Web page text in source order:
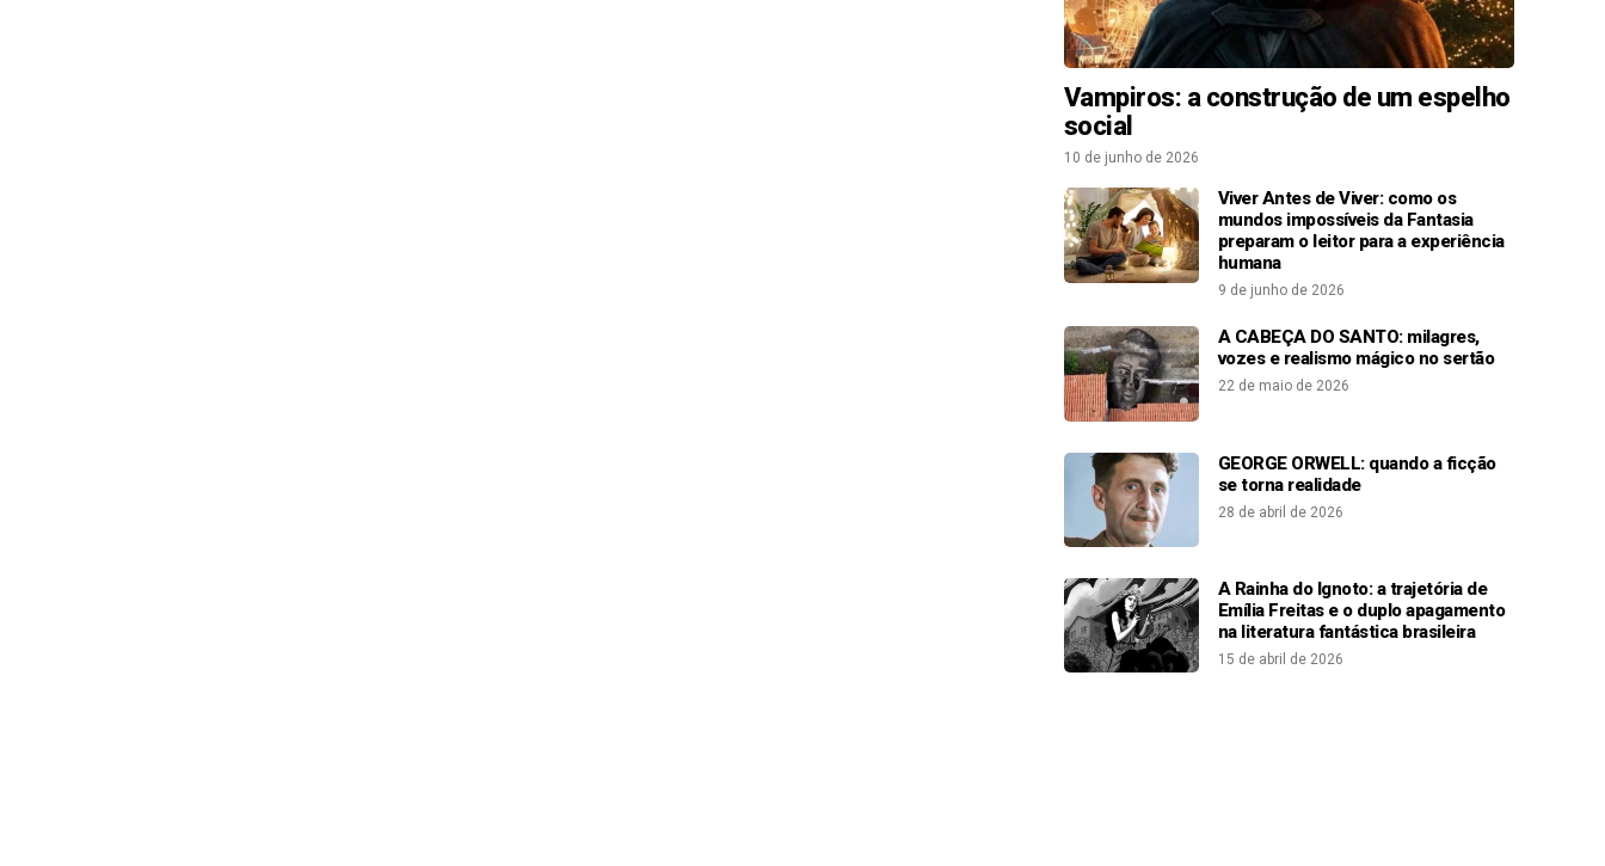
Vampiros: a construção de um espelho
social
10 de junho de 2026
Viver Antes de Viver: como os
mundos impossíveis da Fantasia
preparam o leitor para a experiência
humana
9 de junho de 2026
A CABEÇA DO SANTO: milagres,
vozes e realismo mágico no sertão
22 de maio de 2026
GEORGE ORWELL: quando a ficção
se torna realidade
28 de abril de 2026
A Rainha do Ignoto: a trajetória de
Emília Freitas e o duplo apagamento
na literatura fantástica brasileira
15 de abril de 2026